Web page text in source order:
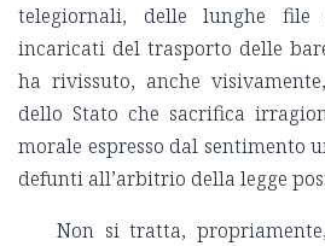
telegiornali, delle lunghe
incaricati del trasporto delle
ha rivissuto, anche
dello Stato che sacrifica
morale espresso dal sentimento
defunti all’arbitrio della legge
Non si tratta,